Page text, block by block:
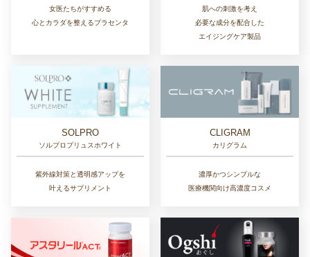
女医たちがすすめる
心とカラダを整えるプラセンタ
肌への刺激を考え
必要な成分を配合した
エイジングケア製品
SOLPRO
ソルプロプリュスホワイト
紫外線対策と透明感アップを
叶えるサプリメント
CLIGRAM
カリグラム
濃厚かつシンプルな
医療機関向け高濃度コスメ